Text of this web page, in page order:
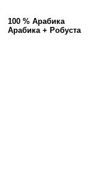
100 % Арабика
Арабика + Робуста